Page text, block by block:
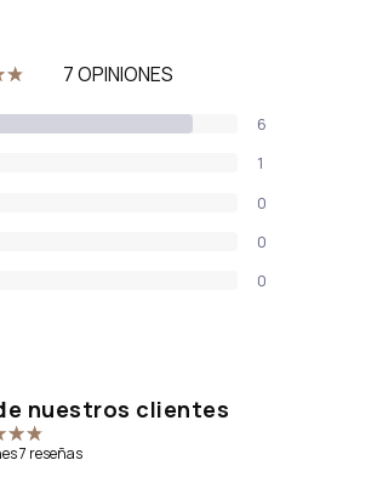
7 OPINIONES
6
1
0
0
0
nuestros clientes
7 reseñas